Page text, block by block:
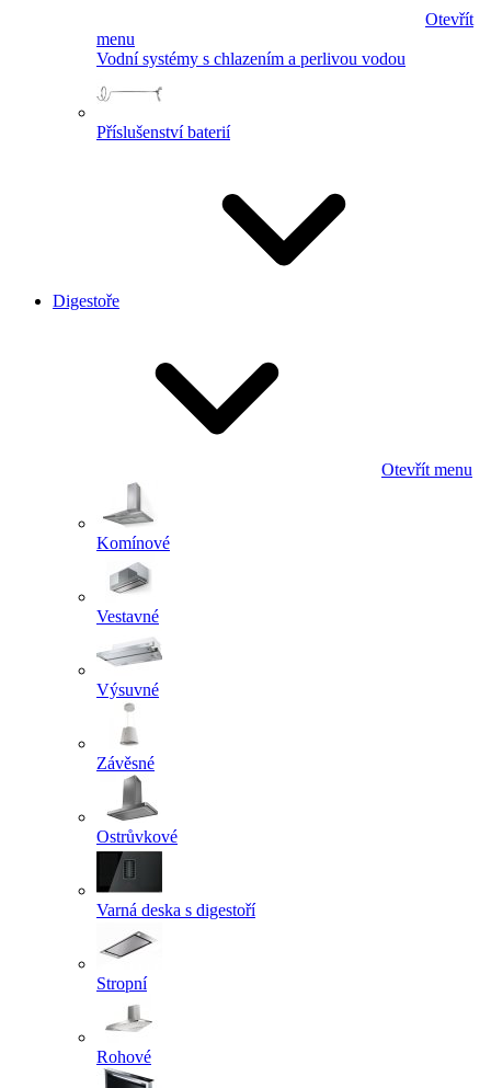
Otevřít
menu
Vodní systémy s chlazením a perlivou vodou
Příslušenství baterií
Digestoře
Otevřít menu
Komínové
Vestavné
Výsuvné
Závěsné
Ostrůvkové
Varná deska s digestoří
Stropní
Rohové